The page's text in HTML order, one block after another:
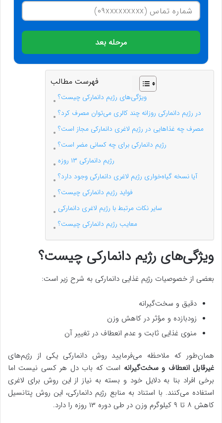
مرحله بعد
فهرست مطالب
ویژگی‌های رژیم دانمارکی چیست؟
در رژیم دانمارکی روزانه چند کالری می‌توان مصرف کرد؟
مصرف چه غذاهایی در رژیم لاغری دانمارکی مجاز است؟
رژیم دانمارکی برای چه کسانی مضر است؟
رژیم دانمارکی ۱۳ روزه
آیا نسخه گیاه‌خواری رژیم لاغری دانمارکی وجود دارد؟
فواید رژیم دانمارکی چیست؟
سایر نکات مرتبط با رژیم لاغری دانمارکی
معایب رژیم دانمارکی چیست؟
ویژگی‌های رژیم دانمارکی چیست؟
بعضی از خصوصیات رژیم غذایی دانمارکی به شرح زیر است:
دقیق و سخت‌گیرانه
زودبازده و مؤثر در کاهش وزن
منوی غذایی ثابت و عدم انعطاف در تغییر آن
همان‌طور که ملاحظه می‌فرمایید روش دانمارکی یکی از رژیم‌های
غیرقابل انعطاف و سخت‌گیرانه است که باب دل هر کسی نیست اما
برخی افراد بنا به دلایل خود و بسته به نیاز از این روش برای لاغری
استفاده می‌کنند. با استناد به منابع رژیم دانمارکی، این روش پتانسیل
کاهش ۸ تا ۹ کیلوگرم وزن در طی دوره ۱۳ روزه را دارد.